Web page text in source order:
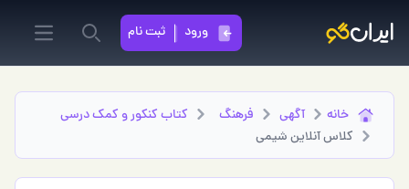
ورود
ثبت نام
menu
خانه آگهی فرهنگ
کتاب کنکور و کمک درسی
کلاس آنلاین شیمی